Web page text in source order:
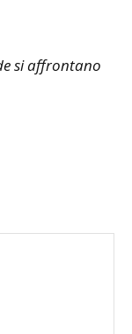
si affrontano